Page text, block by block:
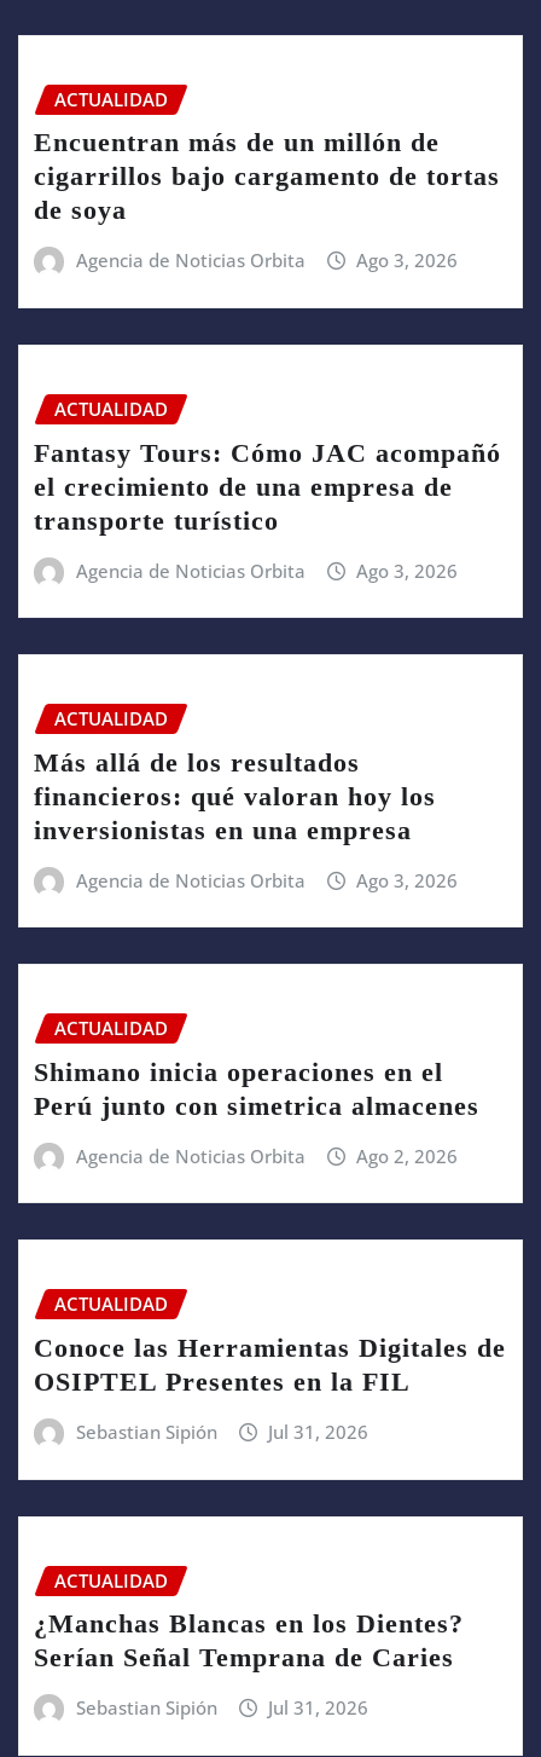
ACTUALIDAD
Encuentran más de un millón de
cigarrillos bajo cargamento de tortas
de soya
Agencia de Noticias Orbita Ago 3, 2026
ACTUALIDAD
Fantasy Tours: Cómo JAC acompañó
el crecimiento de una empresa de
transporte turístico
Agencia de Noticias Orbita Ago 3, 2026
ACTUALIDAD
Más allá de los resultados
financieros: qué valoran hoy los
inversionistas en una empresa
Agencia de Noticias Orbita Ago 3, 2026
ACTUALIDAD
Shimano inicia operaciones en el
Perú junto con simetrica almacenes
Agencia de Noticias Orbita Ago 2, 2026
ACTUALIDAD
Conoce las Herramientas Digitales de
OSIPTEL Presentes en la FIL
Sebastian Sipión Jul 31, 2026
ACTUALIDAD
¿Manchas Blancas en los Dientes?
Serían Señal Temprana de Caries
Sebastian Sipión Jul 31, 2026